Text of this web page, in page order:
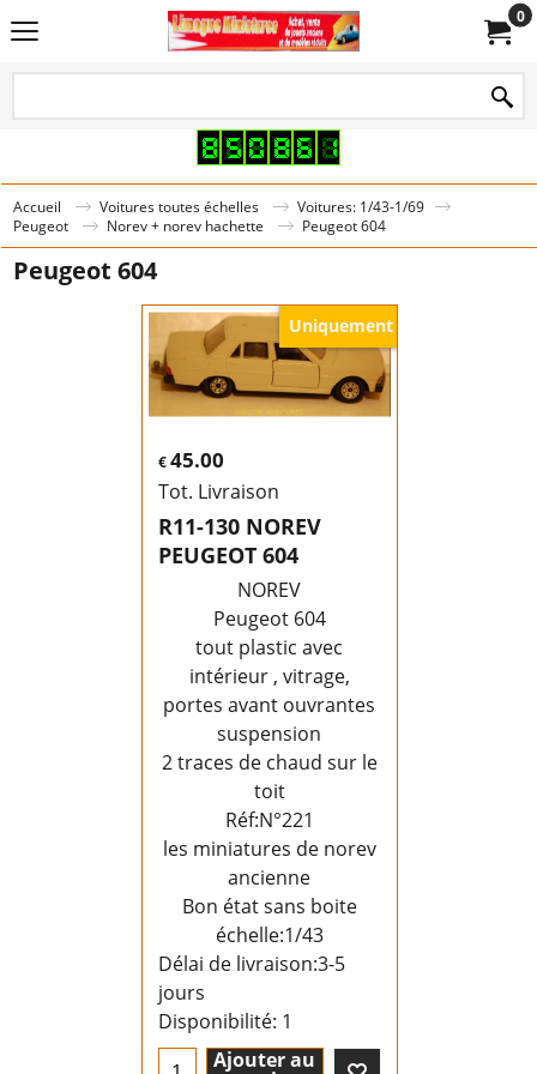
0
Accueil Voitures toutes échelles
Voitures: 1/43-1/69
Peugeot
Norev + norev hachette Peugeot 604
Peugeot 604
Uniquement
€45.00
Tot. Livraison
R11-130 NOREV
PEUGEOT 604
NOREV
Peugeot 604
tout plastic avec
intérieur , vitrage,
portes avant ouvrantes
suspension
2 traces de chaud sur le
toit
Réf:N°221
les miniatures de norev
ancienne
Bon état sans boite
échelle:1/43
Délai de livraison:3-5
jours
Disponibilité: 1
Ajouter au